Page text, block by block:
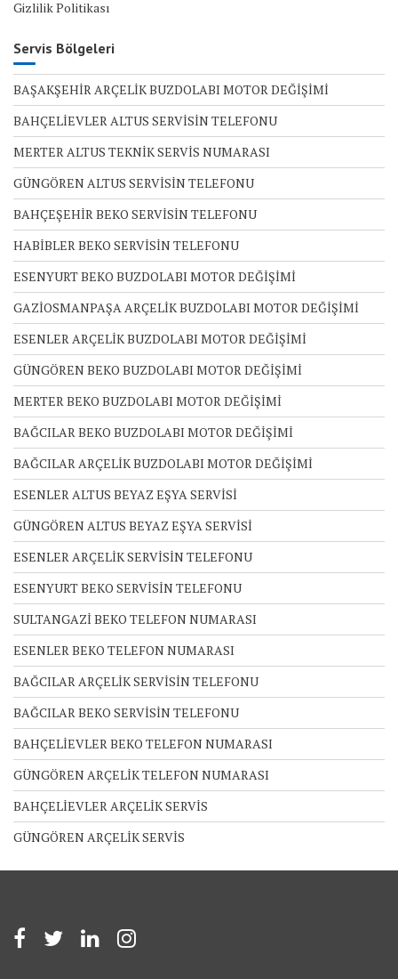
Gizlilik Politikası
Servis Bölgeleri
BAŞAKŞEHİR ARÇELİK BUZDOLABI MOTOR DEĞİŞİMİ
BAHÇELİEVLER ALTUS SERVİSİN TELEFONU
MERTER ALTUS TEKNİK SERVİS NUMARASI
GÜNGÖREN ALTUS SERVİSİN TELEFONU
BAHÇEŞEHİR BEKO SERVİSİN TELEFONU
HABİBLER BEKO SERVİSİN TELEFONU
ESENYURT BEKO BUZDOLABI MOTOR DEĞİŞİMİ
GAZİOSMANPAŞA ARÇELİK BUZDOLABI MOTOR DEĞİŞİMİ
ESENLER ARÇELİK BUZDOLABI MOTOR DEĞİŞİMİ
GÜNGÖREN BEKO BUZDOLABI MOTOR DEĞİŞİMİ
MERTER BEKO BUZDOLABI MOTOR DEĞİŞİMİ
BAĞCILAR BEKO BUZDOLABI MOTOR DEĞİŞİMİ
BAĞCILAR ARÇELİK BUZDOLABI MOTOR DEĞİŞİMİ
ESENLER ALTUS BEYAZ EŞYA SERVİSİ
GÜNGÖREN ALTUS BEYAZ EŞYA SERVİSİ
ESENLER ARÇELİK SERVİSİN TELEFONU
ESENYURT BEKO SERVİSİN TELEFONU
SULTANGAZİ BEKO TELEFON NUMARASI
ESENLER BEKO TELEFON NUMARASI
BAĞCILAR ARÇELİK SERVİSİN TELEFONU
BAĞCILAR BEKO SERVİSİN TELEFONU
BAHÇELİEVLER BEKO TELEFON NUMARASI
GÜNGÖREN ARÇELİK TELEFON NUMARASI
BAHÇELİEVLER ARÇELİK SERVİS
GÜNGÖREN ARÇELİK SERVİS